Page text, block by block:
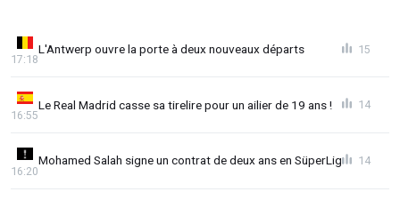
L'Antwerp ouvre la porte à deux nouveaux départs
17:18
15
Le Real Madrid casse sa tirelire pour un ailier de 19 ans !
16:55
14
Mohamed Salah signe un contrat de deux ans en SüperLig
16:20
14